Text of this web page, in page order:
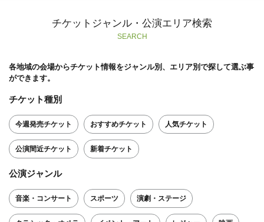
チケットジャンル・公演エリア検索
SEARCH
各地域の会場からチケット情報をジャンル別、エリア別で探して選ぶ事
ができます。
チケット種別
今週発売チケット おすすめチケット 人気チケット
公演間近チケット 新着チケット
公演ジャンル
音楽・コンサート スポーツ 演劇・ステージ